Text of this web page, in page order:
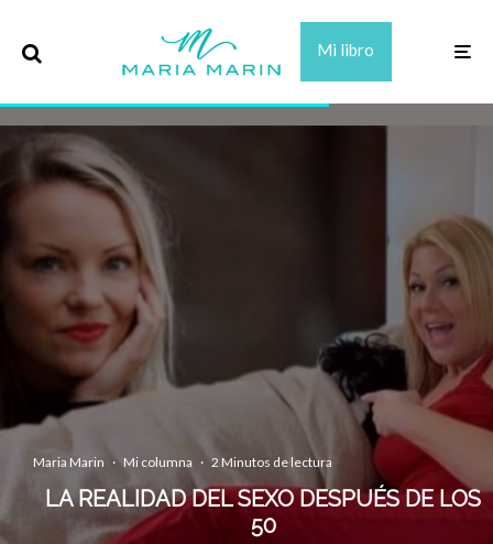
Mi libro
Maria Marin · Mi columna · 2 Minutos de lectura
LA REALIDAD DEL SEXO DESPUÉS DE LOS
50